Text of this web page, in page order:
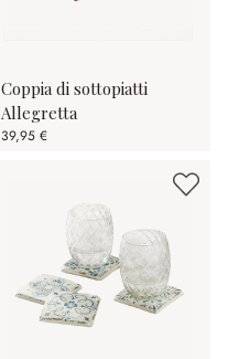
Coppia di sottopiatti
Allegretta
39,95 €